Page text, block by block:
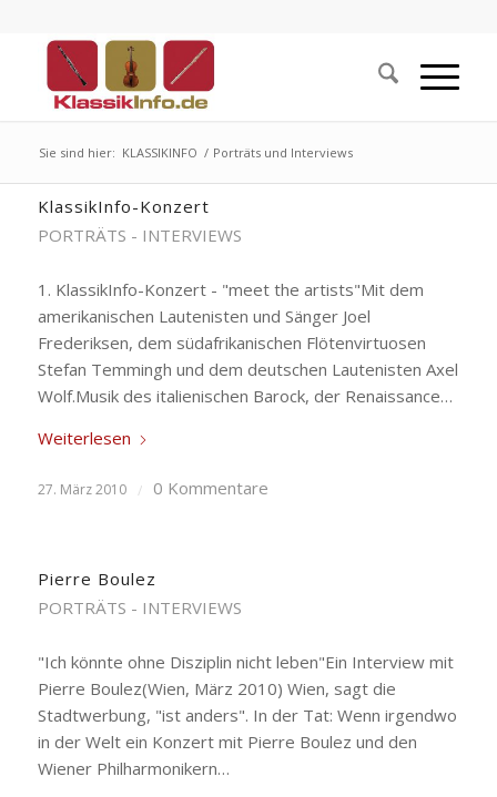
Sie sind hier: KLASSIKINFO / Porträts und Interviews
KlassikInfo-Konzert
PORTRÄTS - INTERVIEWS
1. KlassikInfo-Konzert - "meet the artists"Mit dem
amerikanischen Lautenisten und Sänger Joel
Frederiksen, dem südafrikanischen Flötenvirtuosen
Stefan Temmingh und dem deutschen Lautenisten Axel
Wolf.Musik des italienischen Barock, der Renaissance…
Weiterlesen
27. März 2010 / 0 Kommentare
Pierre Boulez
PORTRÄTS - INTERVIEWS
"Ich könnte ohne Disziplin nicht leben"Ein Interview mit
Pierre Boulez(Wien, März 2010) Wien, sagt die
Stadtwerbung, "ist anders". In der Tat: Wenn irgendwo
in der Welt ein Konzert mit Pierre Boulez und den
Wiener Philharmonikern…